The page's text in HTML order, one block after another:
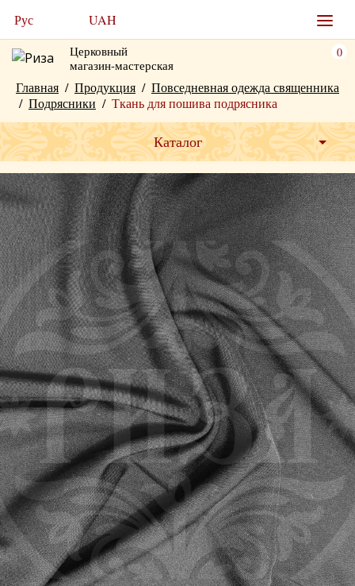
Рус UAH
Церковный
магазин-мастерская
0
Главная / Продукция / Повседневная одежда священника
/ Подрясники / Ткань для пошива подрясника
Каталог